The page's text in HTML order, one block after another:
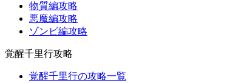
物質編攻略
悪魔編攻略
ゾンビ編攻略
覚醒千里行攻略
覚醒千里行の攻略一覧